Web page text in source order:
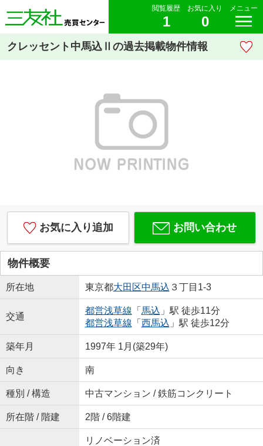
閲覧履歴
1
お気に入り
0
メニュー
クレッセント中馬込Ⅱの過去掲載物件情報
お気に入り追加 お問い合わせ
物件概要
所在地 東京都大田区中馬込 ３丁目1-3
交通
都営浅草線 「 馬込 」駅 徒歩11分
都営浅草線 「 西馬込 」駅 徒歩12分
築年月 1997年 1月(築29年)
向き 南
種別 / 構造 中古マンション / 鉄筋コンクリート
所在階 / 階建 2階 / 6階建
リノベーション済